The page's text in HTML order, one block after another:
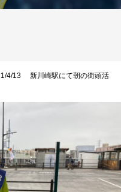
4/13 新川崎駅にて朝の街頭活